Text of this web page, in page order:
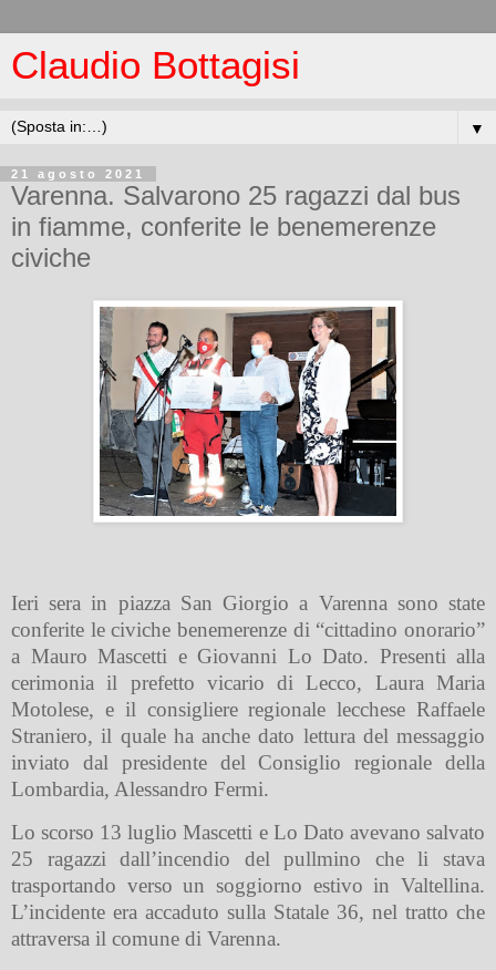
Claudio Bottagisi
▼
21 agosto 2021
Varenna. Salvarono 25 ragazzi dal bus
in fiamme, conferite le benemerenze
civiche
Ieri sera in piazza San Giorgio a Varenna sono state
conferite le civiche benemerenze di “cittadino onorario”
a Mauro Mascetti e Giovanni Lo Dato. Presenti alla
cerimonia il prefetto vicario di Lecco, Laura Maria
Motolese, e il consigliere regionale lecchese Raffaele
Straniero, il quale ha anche dato lettura del messaggio
inviato dal presidente del Consiglio regionale della
Lombardia, Alessandro Fermi.
Lo scorso 13 luglio Mascetti e Lo Dato avevano salvato
25 ragazzi dall’incendio del pullmino che li stava
trasportando verso un soggiorno estivo in Valtellina.
L’incidente era accaduto sulla Statale 36, nel tratto che
attraversa il comune di Varenna.